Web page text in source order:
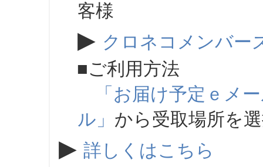
客様
▶ クロネコメンバー
■ご利用方法
「お届け予定ｅメ
ル」 から受取場所を
▶ 詳しくはこちら